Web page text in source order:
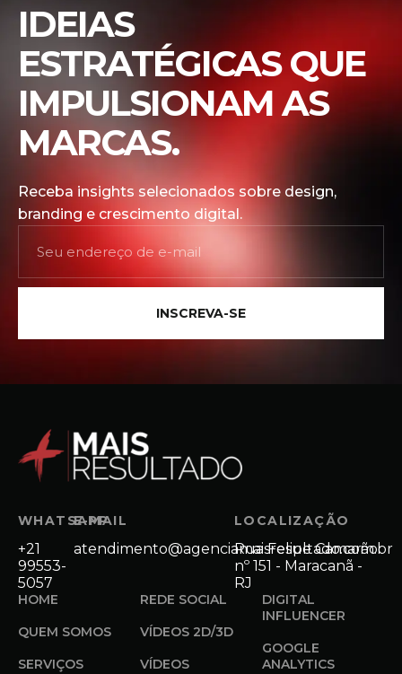
IDEIAS
ESTRATÉGICAS QUE
IMPULSIONAM AS
MARCAS.
Receba insights selecionados sobre design,
branding e crescimento digital.
INSCREVA-SE
WHATSAPP
+21
99553-
5057
E-MAIL
atendimento@agenciamaisresultado.com.br
LOCALIZAÇÃO
Rua Felipe Camarão
nº 151 - Maracanã -
RJ
HOME
QUEM SOMOS
SERVIÇOS
REDE SOCIAL
VÍDEOS 2D/3D
VÍDEOS
DIGITAL
INFLUENCER
GOOGLE
ANALYTICS